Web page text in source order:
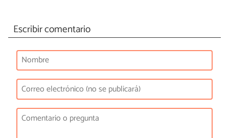
Escribir comentario